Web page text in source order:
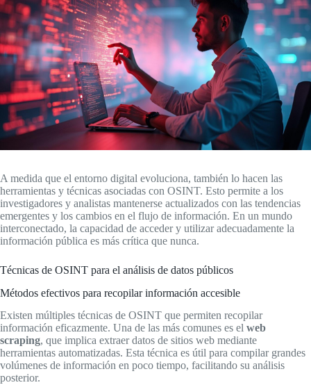
A medida que el entorno digital evoluciona, también lo hacen las
herramientas y técnicas asociadas con OSINT. Esto permite a los
investigadores y analistas mantenerse actualizados con las tendencias
emergentes y los cambios en el flujo de información. En un mundo
interconectado, la capacidad de acceder y utilizar adecuadamente la
información pública es más crítica que nunca.
Técnicas de OSINT para el análisis de datos públicos
Métodos efectivos para recopilar información accesible
Existen múltiples técnicas de OSINT que permiten recopilar
información eficazmente. Una de las más comunes es el web
scraping, que implica extraer datos de sitios web mediante
herramientas automatizadas. Esta técnica es útil para compilar grandes
volúmenes de información en poco tiempo, facilitando su análisis
posterior.